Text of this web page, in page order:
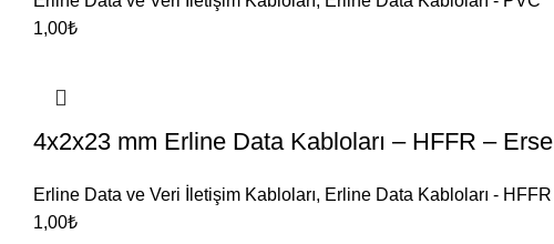
1,00₺
4x2x23 mm Erline Data Kabloları – HFFR – Erse
Erline Data ve Veri İletişim Kabloları, Erline Data Kabloları - HFFR
1,00₺